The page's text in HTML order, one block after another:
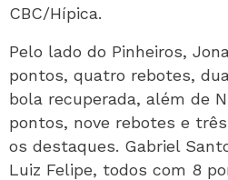
CBC/Hípica.
Pelo lado do Pinheiros,
pontos, quatro rebotes,
bola recuperada, além de
pontos, nove rebotes e
os destaques. Gabriel
Luiz Felipe, todos com 8